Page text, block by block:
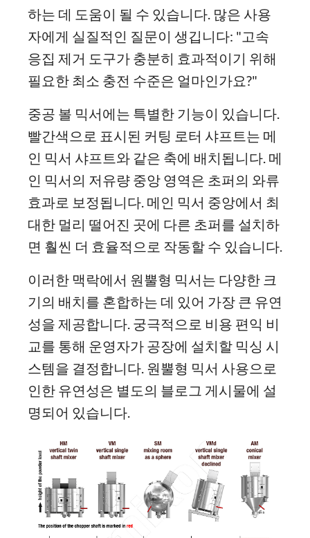
하는 데 도움이 될 수 있습니다. 많은 사용
자에게 실질적인 질문이 생깁니다: "고속
응집 제거 도구가 충분히 효과적이기 위해
필요한 최소 충전 수준은 얼마인가요?"
중공 볼 믹서에는 특별한 기능이 있습니다.
빨간색으로 표시된 커팅 로터 샤프트는 메
인 믹서 샤프트와 같은 축에 배치됩니다. 메
인 믹서의 저유량 중앙 영역은 초퍼의 와류
효과로 보정됩니다. 메인 믹서 중앙에서 최
대한 멀리 떨어진 곳에 다른 초퍼를 설치하
면 훨씬 더 효율적으로 작동할 수 있습니다.
이러한 맥락에서 원뿔형 믹서는 다양한 크
기의 배치를 혼합하는 데 있어 가장 큰 유연
성을 제공합니다. 궁극적으로 비용 편익 비
교를 통해 운영자가 공장에 설치할 믹싱 시
스템을 결정합니다. 원뿔형 믹서 사용으로
인한 유연성은 별도의 블로그 게시물에 설
명되어 있습니다.